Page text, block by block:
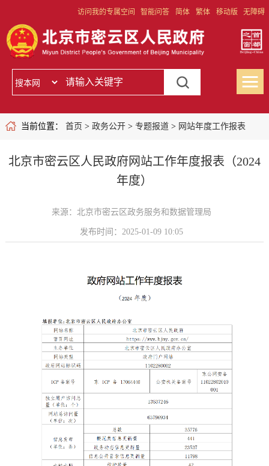
访问我的专属空间 智能问答 简体 繁体 移动版 无障碍
当前位置： 首页 > 政务公开> 专题报道> 网站年度工作报表
北京市密云区人民政府网站工作年度报表（2024
年度）
来源：北京市密云区政务服务和数据管理局
发布时间：2025-01-09 10:05